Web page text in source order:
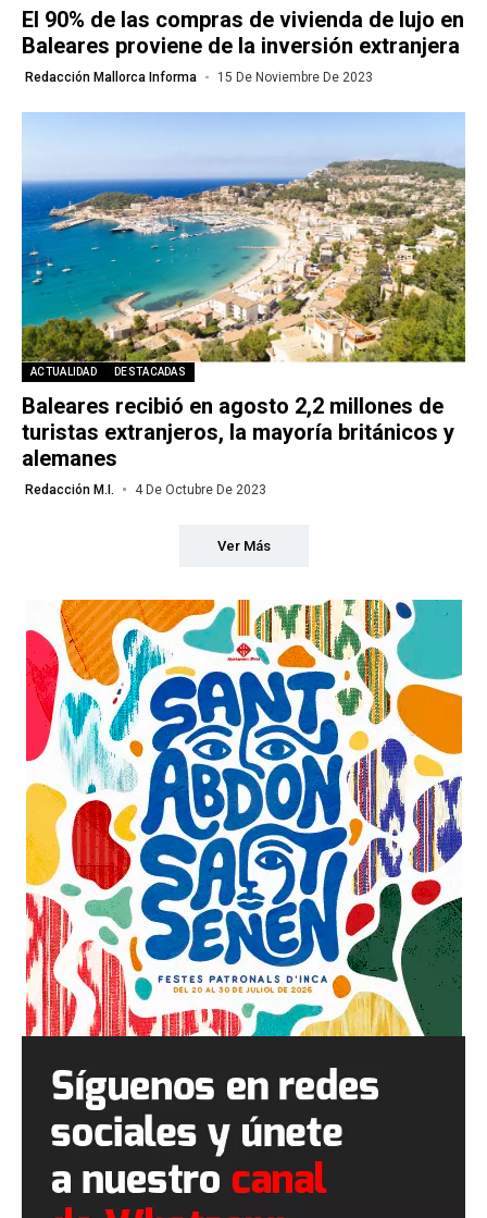
El 90% de las compras de vivienda de lujo en
Baleares proviene de la inversión extranjera
Redacción Mallorca Informa 15 De Noviembre De 2023
ACTUALIDAD DESTACADAS
Baleares recibió en agosto 2,2 millones de
turistas extranjeros, la mayoría británicos y
alemanes
Redacción M.I. 4 De Octubre De 2023
Ver Más